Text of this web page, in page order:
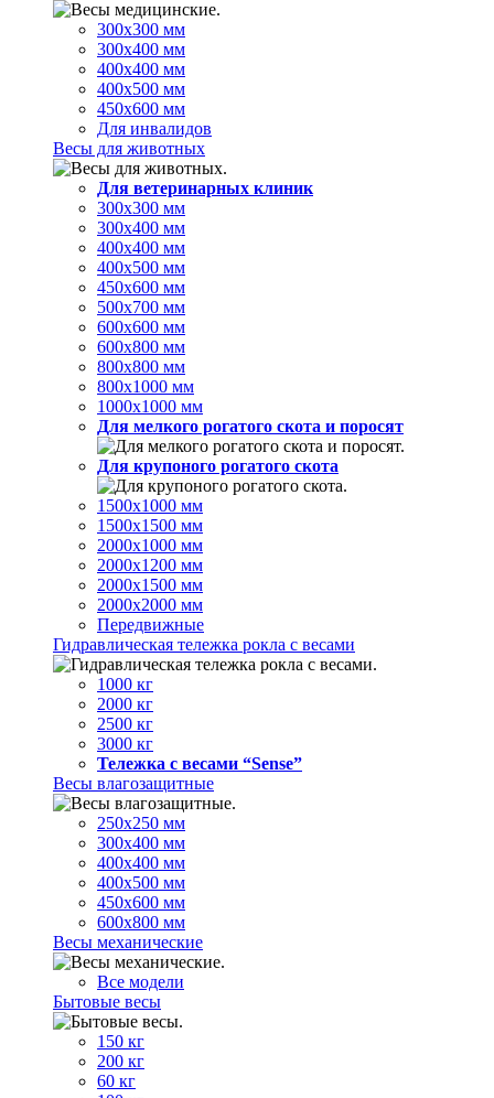
300х300 мм
300х400 мм
400х400 мм
400х500 мм
450х600 мм
Для инвалидов
Весы для животных
Для ветеринарных клиник
300х300 мм
300х400 мм
400х400 мм
400х500 мм
450х600 мм
500х700 мм
600х600 мм
600х800 мм
800х800 мм
800х1000 мм
1000х1000 мм
Для мелкого рогатого скота и поросят
Для крупоного рогатого скота
1500х1000 мм
1500х1500 мм
2000х1000 мм
2000х1200 мм
2000х1500 мм
2000х2000 мм
Передвижные
Гидравлическая тележка рокла с весами
1000 кг
2000 кг
2500 кг
3000 кг
Тележка с весами “Sense”
Весы влагозащитные
250х250 мм
300х400 мм
400х400 мм
400х500 мм
450х600 мм
600х800 мм
Весы механические
Все модели
Бытовые весы
150 кг
200 кг
60 кг